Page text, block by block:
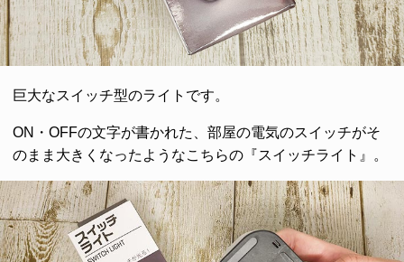
巨大なスイッチ型のライトです。
ON・OFFの文字が書かれた、部屋の電気のスイッチがそ
のまま大きくなったようなこちらの『スイッチライト』。